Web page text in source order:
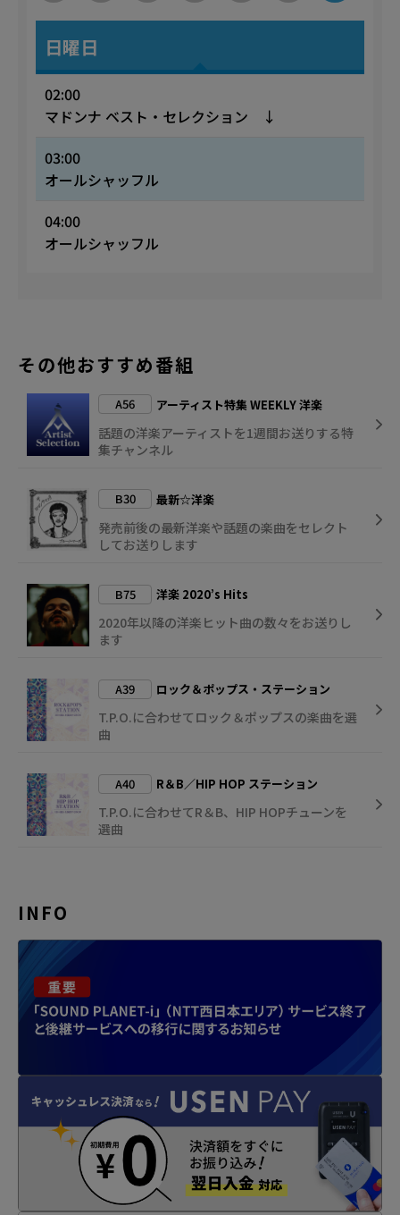
日曜日
02:00
マドンナ ベスト・セレクション ↓
03:00
オールシャッフル
04:00
オールシャッフル
その他おすすめ番組
A56 アーティスト特集 WEEKLY 洋楽
話題の洋楽アーティストを1週間お送りする特
集チャンネル
B30 最新☆洋楽
発売前後の最新洋楽や話題の楽曲をセレクト
してお送りします
B75 洋楽 2020’s Hits
2020年以降の洋楽ヒット曲の数々をお送りし
ます
A39 ロック＆ポップス・ステーション
T.P.O.に合わせてロック＆ポップスの楽曲を選
曲
A40 R＆B／HIP HOP ステーション
T.P.O.に合わせてR＆B、HIP HOPチューンを
選曲
INFO